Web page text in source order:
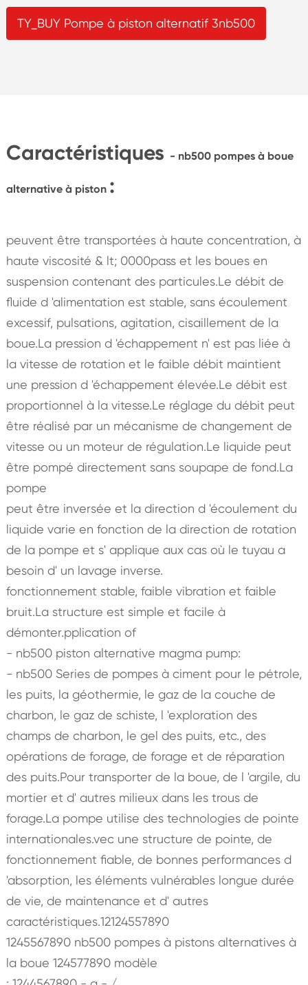
TY_BUY Pompe à piston alternatif 3nb500
Caractéristiques - nb500 pompes à boue
alternative à piston :
peuvent être transportées à haute concentration, à
haute viscosité & lt; 0000pass et les boues en
suspension contenant des particules.Le débit de
fluide d 'alimentation est stable, sans écoulement
excessif, pulsations, agitation, cisaillement de la
boue.La pression d 'échappement n' est pas liée à
la vitesse de rotation et le faible débit maintient
une pression d 'échappement élevée.Le débit est
proportionnel à la vitesse.Le réglage du débit peut
être réalisé par un mécanisme de changement de
vitesse ou un moteur de régulation.Le liquide peut
être pompé directement sans soupape de fond.La
pompe
peut être inversée et la direction d 'écoulement du
liquide varie en fonction de la direction de rotation
de la pompe et s' applique aux cas où le tuyau a
besoin d' un lavage inverse.
fonctionnement stable, faible vibration et faible
bruit.La structure est simple et facile à
démonter.pplication of
- nb500 piston alternative magma pump:
- nb500 Series de pompes à ciment pour le pétrole,
les puits, la géothermie, le gaz de la couche de
charbon, le gaz de schiste, l 'exploration des
champs de charbon, le gel des puits, etc., des
opérations de forage, de forage et de réparation
des puits.Pour transporter de la boue, de l 'argile, du
mortier et d' autres milieux dans les trous de
forage.La pompe utilise des technologies de pointe
internationales.vec une structure de pointe, de
fonctionnement fiable, de bonnes performances d
'absorption, les éléments vulnérables longue durée
de vie, de maintenance et d' autres
caractéristiques.12124557890
1245567890 nb500 pompes à pistons alternatives à
la boue 124577890 modèle